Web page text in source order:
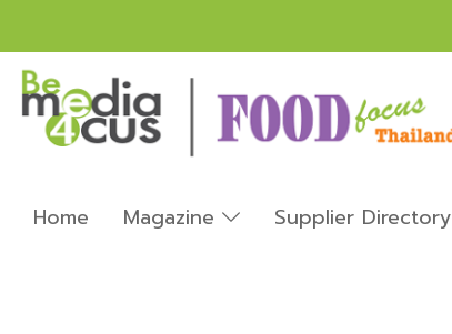
Home Magazine Supplier Directory